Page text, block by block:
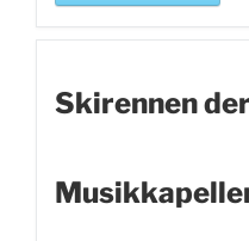
Skirennen